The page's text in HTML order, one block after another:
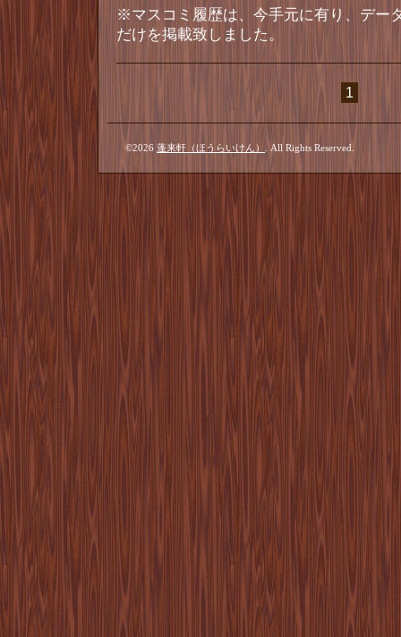
※マスコミ履歴は、今手元に有り、デー
だけを掲載致しました。
1
©2026 蓬来軒（ほうらいけん） . All Rights Reserved.